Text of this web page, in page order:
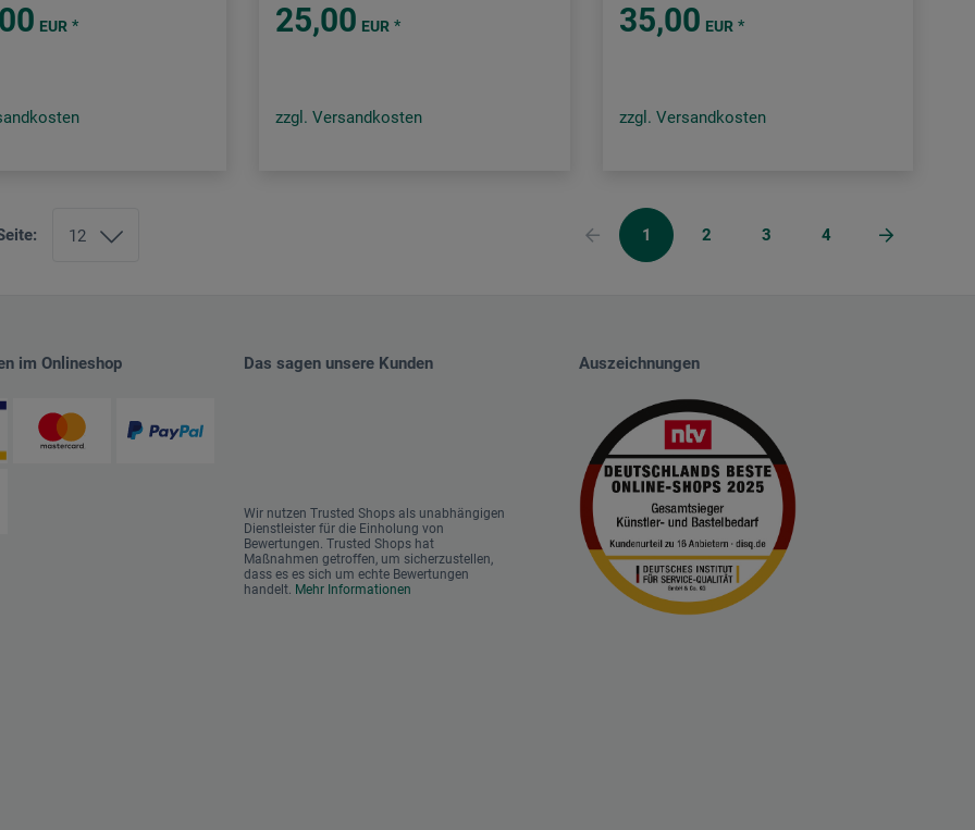
EUR * 25,00 EUR *
zzgl. Versandkosten
35,00 EUR *
zzgl. Versandkosten
1 2 3 4
im Onlineshop Das sagen unsere Kunden
Wir nutzen Trusted Shops als unabhängigen
Dienstleister für die Einholung von
Bewertungen. Trusted Shops hat
Maßnahmen getroffen, um sicherzustellen,
dass es es sich um echte Bewertungen
handelt. Mehr Informationen
Auszeichnungen